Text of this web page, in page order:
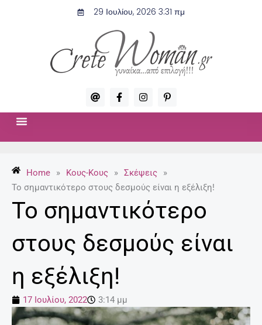
29 Ιουλίου, 2026 3:31 πμ
A
t
F
a
c
I
n
s
P
i
n
-
p
Home » Κους-Κους » Σκέψεις
»
Το σημαντικότερο στους δεσμούς είναι η εξέλιξη!
Το σημαντικότερο
στους δεσμούς είναι
η εξέλιξη!
17 Ιουλίου, 2022 3:14 μμ